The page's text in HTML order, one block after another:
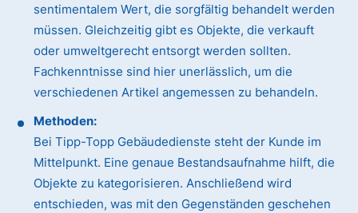
sentimentalem Wert, die sorgfältig behandelt werden
müssen. Gleichzeitig gibt es Objekte, die verkauft
oder umweltgerecht entsorgt werden sollten.
Fachkenntnisse sind hier unerlässlich, um die
verschiedenen Artikel angemessen zu behandeln.
Methoden:
Bei Tipp-Topp Gebäudedienste steht der Kunde im
Mittelpunkt. Eine genaue Bestandsaufnahme hilft, die
Objekte zu kategorisieren. Anschließend wird
entschieden, was mit den Gegenständen geschehen